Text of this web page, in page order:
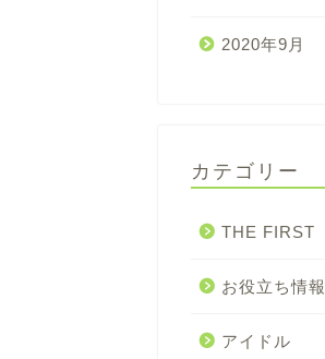
2020年9月
カテゴリー
THE FIRST
お役立ち情報
アイドル